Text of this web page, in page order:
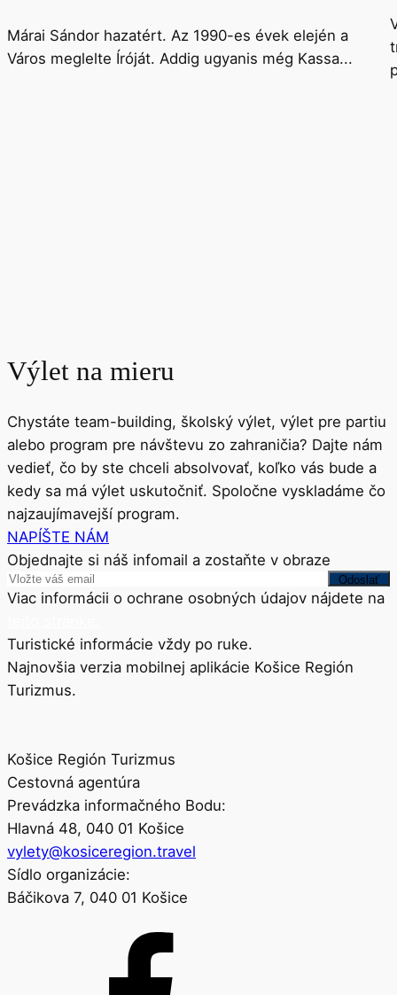
Márai Sándor hazatért. Az 1990-es évek elején a
Város meglelte Íróját. Addig ugyanis még Kassa...
Výlet na mieru
Chystáte team-building, školský výlet, výlet pre partiu
alebo program pre návštevu zo zahraničia? Dajte nám
vedieť, čo by ste chceli absolvovať, koľko vás bude a
kedy sa má výlet uskutočniť. Spoločne vyskladáme čo
najzaujímavejší program.
NAPÍŠTE NÁM
Objednajte si náš infomail a zostaňte v obraze
Viac informácii o ochrane osobných údajov nájdete na
Turistické informácie vždy po ruke.
Najnovšia verzia mobilnej aplikácie Košice Región
Turizmus.
Košice Región Turizmus
Cestovná agentúra
Prevádzka informačného Bodu:
Hlavná 48, 040 01 Košice
vylety@kosiceregion.travel
Sídlo organizácie:
Báčikova 7, 040 01 Košice